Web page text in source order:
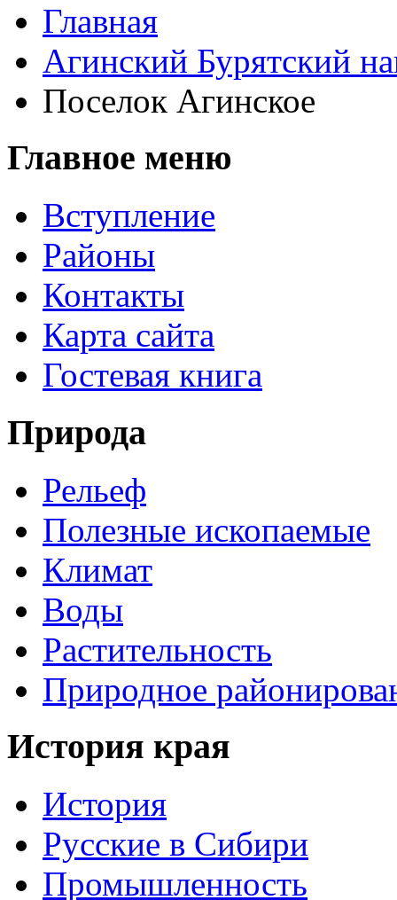
Главная
Агинский Бурятский
Поселок Агинское
Главное меню
Вступление
Районы
Контакты
Карта сайта
Гостевая книга
Природа
Рельеф
Полезные ископаемые
Климат
Воды
Растительность
Природное
История края
История
Русские в Сибири
Промышленность